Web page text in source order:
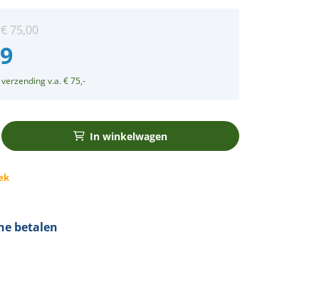
€ 75,00
v.a. € 75,-
In winkelwagen
betalen